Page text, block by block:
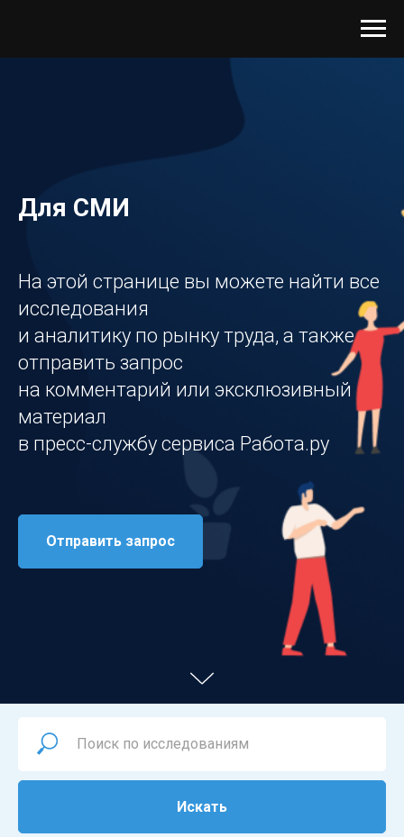
Для СМИ
На этой странице вы можете найти все
исследования
и аналитику по рынку труда, а также
отправить запрос
на комментарий или эксклюзивный
материал
в пресс-службу сервиса Работа.ру
Отправить запрос
Искать